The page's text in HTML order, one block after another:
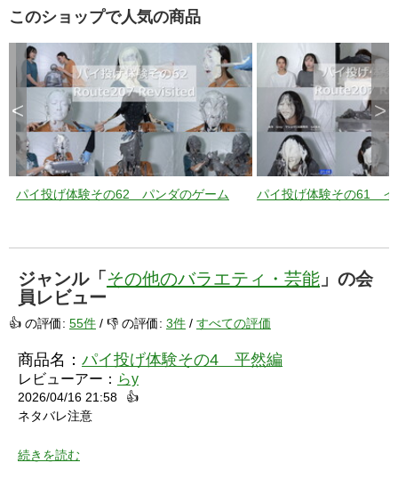
このショップで人気の商品
パイ投げ体験その62 パンダのゲーム パイ投げ体験その61 イ
< >
ジャンル「 その他のバラエティ・芸能 」の会
員レビュー
👍 の評価: 55件 / 👎 の評価: 3件 / すべての評価
商品名： パイ投げ体験その4 平然編
レビューアー： らy
2026/04/16 21:58
👍
ネタバレ注意
続きを読む